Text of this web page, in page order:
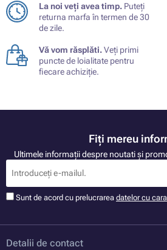
La noi veți avea timp. Puteți
returna marfa în termen de 30
de zile.
Vă vom răsplăti.Veți primi
puncte de loialitate pentru
fiecare achiziție.
Fiți mereu
Ultimele informații despre noutati și
Sunt de acord cu prelucrarea datelor cu
Detalii de contact